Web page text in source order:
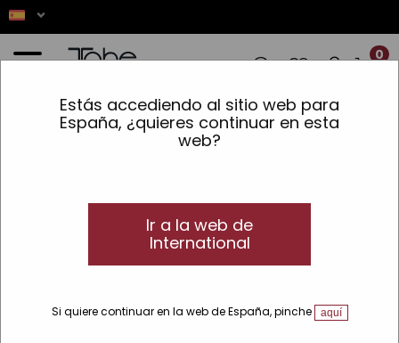
Estás accediendo al sitio web para
España, ¿quieres continuar en esta
web?
Ir a la web de
International
Si quiere continuar en la web de España, pinche aquí
0
✨ LOS PEDIDOS REALIZADOS
Lumière Express
Tintes Tahe Lumière para el cabello
Descubre los tintes de la línea Lumière de Tahe para una
coloración capilar permanente.